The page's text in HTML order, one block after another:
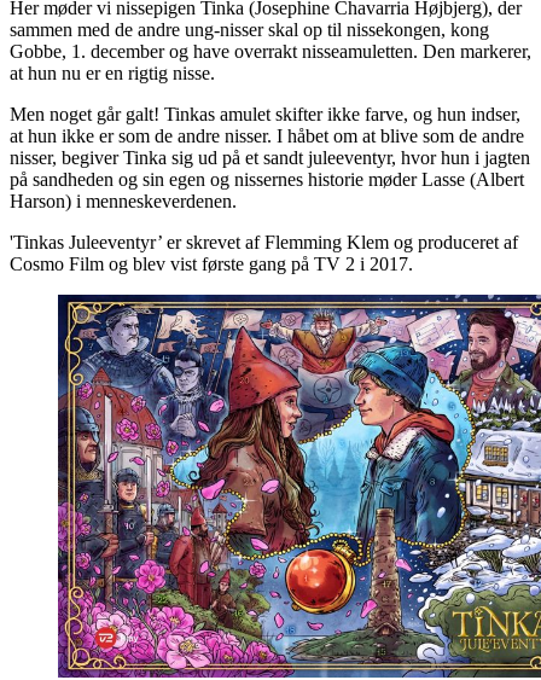
Her møder vi nissepigen Tinka (Josephine Chavarria Højbjerg), der
sammen med de andre ung-nisser skal op til nissekongen, kong
Gobbe, 1. december og have overrakt nisseamuletten. Den markerer,
at hun nu er en rigtig nisse.
Men noget går galt! Tinkas amulet skifter ikke farve, og hun indser,
at hun ikke er som de andre nisser. I håbet om at blive som de andre
nisser, begiver Tinka sig ud på et sandt juleeventyr, hvor hun i jagten
på sandheden og sin egen og nissernes historie møder Lasse (Albert
Harson) i menneskeverdenen.
'Tinkas Juleeventyr’ er skrevet af Flemming Klem og produceret af
Cosmo Film og blev vist første gang på TV 2 i 2017.